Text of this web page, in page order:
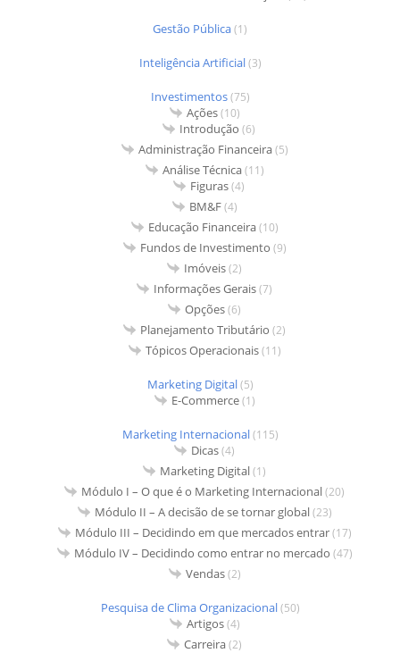
Gestão Pública(1)
Inteligência Artificial(3)
Investimentos(75)
Ações(10)
Introdução (6)
Administração Financeira(5)
Análise Técnica(11)
Figuras(4)
BM&F(4)
Educação Financeira(10)
Fundos de Investimento (9)
Imóveis(2)
Informações Gerais(7)
Opções(6)
Planejamento Tributário (2)
Tópicos Operacionais(11)
Marketing Digital(5)
E-Commerce(1)
Marketing Internacional(115)
Dicas(4)
Marketing Digital(1)
Módulo I – O que é o Marketing Internacional(20)
Módulo II – A decisão de se tornar global(23)
Módulo III – Decidindo em que mercados entrar(17)
Módulo IV – Decidindo como entrar no mercado (47)
Vendas(2)
Pesquisa de Clima Organizacional(50)
Artigos(4)
Carreira(2)